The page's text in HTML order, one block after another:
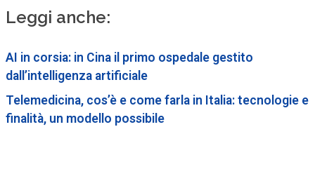
Leggi anche:
AI in corsia: in Cina il primo ospedale gestito
dall’intelligenza artificiale
Telemedicina, cos’è e come farla in Italia: tecnologie e
finalità, un modello possibile